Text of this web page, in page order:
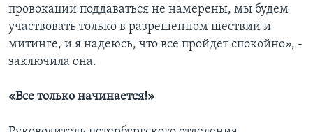
провокации поддаваться не намерены, мы будем
участвовать только в разрешенном шествии и
митинге, и я надеюсь, что все пройдет спокойно», -
заключила она.
«Все только начинается!»